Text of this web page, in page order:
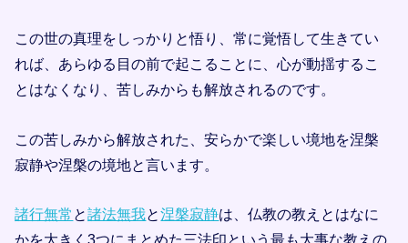
この世の真理をしっかりと悟り、常に覚悟して生きてい
れば、あらゆる目の前で起こることに、心が動揺するこ
とはなくなり、苦しみからも解放されるのです。
この苦しみから解放された、安らかで楽しい境地を涅槃
寂静や涅槃の境地と言います。
諸行無常 と諸法無我と涅槃寂静は、仏教の教えとはなに
かを大きく3つにまとめた三法印という最も大事な教えの